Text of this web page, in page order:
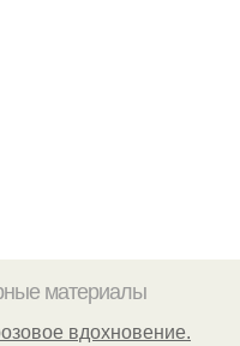
материалы
вдохновение.